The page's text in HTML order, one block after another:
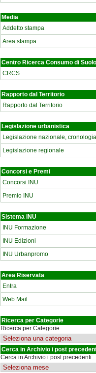
Media
Addetto stampa
Area stampa
Centro Ricerca Consumo di Suolo
CRCS
Rapporto dal Territorio
Rapporto dal Territorio
Legislazione urbanistica
Legislazione nazionale, cronologia
Legislazione regionale
Concorsi e Premi
Concorsi INU
Premio INU
Sistema INU
INU Formazione
INU Edizioni
INU Urbanpromo
Area Riservata
Entra
Web Mail
Ricerca per Categorie
Ricerca per Categorie
Cerca in Archivio i post
Cerca in Archivio i post precedenti